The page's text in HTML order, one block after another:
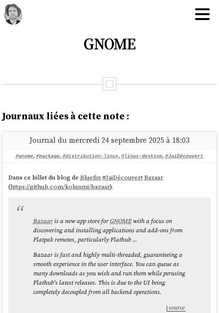
GNOME
Journaux liées à cette note :
Journal du mercredi 24 septembre 2025 à 18:03
#gnome, #package, #distribution-linux, #linux-desktop, #JaiDécouvert
Dans ce billet du blog deBluefin #JaiDécouvert Bazaar
(https://github.com/kolunmi/bazaar).
Bazaaris a new app store forGNOMEwith a focus on
discovering and installing applications and add-ons from
Flatpak remotes, particularly Flathub ...
Bazaar is fast and highly multi-threaded, guaranteeing a
smooth experience in the user interface. You can queue as
many downloads as you wish and run them while perusing
Flathub's latest releases. This is due to the UI being
completely decoupled from all backend operations.
source